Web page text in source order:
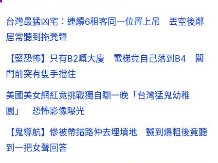
台灣最猛凶宅：連續6租客同一位置上吊 丟空後鄰
居常聽到拖凳聲
【堅恐怖】只有B2嘅大廈 電梯竟自己落到B4 關
門前突有隻手擋住
美國美女網紅竟挑戰獨自瞓一晚「台灣猛鬼幼稚
園」 恐怖影像曝光
【鬼導航】慘被帶錯路仲去埋墳地 嬲到爆粗後竟聽
到一把女聲回答